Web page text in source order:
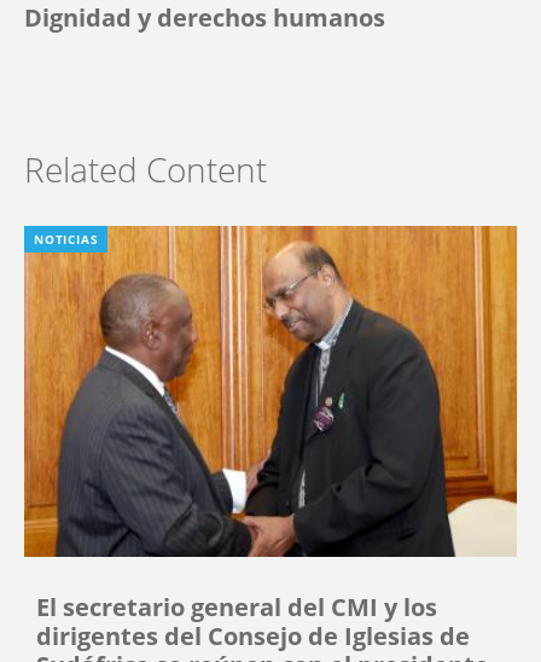
Dignidad y derechos humanos
Related Content
NOTICIAS
El secretario general del CMI y los
dirigentes del Consejo de Iglesias de